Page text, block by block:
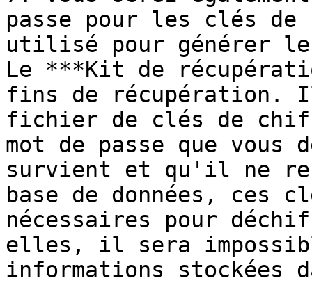
passe pour les clés
utilisé pour générer
Le ***Kit de
fins de récupération.
fichier de clés de
mot de passe que vous
survient et qu'il ne
base de données, ces
nécessaires pour
elles, il sera
informations stockées